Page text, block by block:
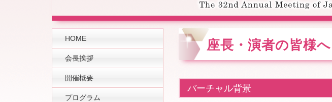
HOME
会長挨拶
開催概要
プログラム
座長・演者の皆様へ
バーチャル背景